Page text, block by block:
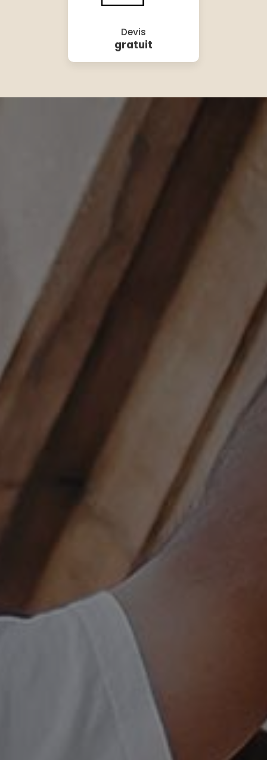
Devis
gratuit